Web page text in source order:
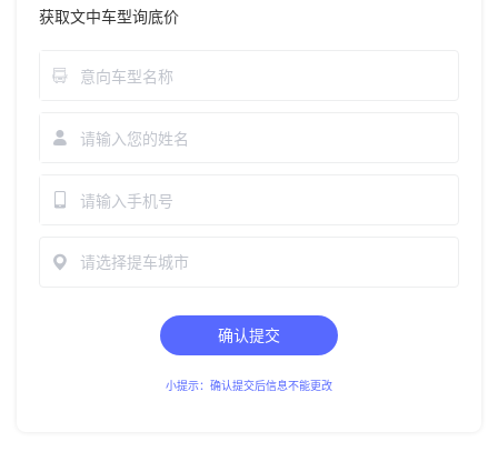
获取文中车型询底价
请选择提车城市
确认提交
小提示：确认提交后信息不能更改